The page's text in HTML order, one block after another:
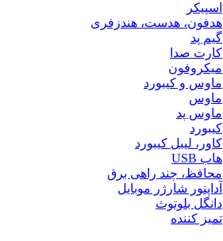
اسپیکر
هدفون، هدست، هندزفری
گیم پد
کارت صدا
میکروفون
ماوس و کیبورد
ماوس
ماوس پد
کیبورد
کاور، لیبل کیبورد
هاب USB
محافظ، چند راهی برق
آداپتور شارژر موبایل
دانگل بلوتوث
تمیز کننده